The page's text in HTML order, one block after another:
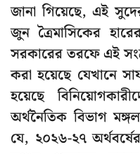
জানা গিয়েছে, এই
জুন ত্রৈমাসিকের
সরকারের তরফে এই
করা হয়েছে যেখানে
হয়েছে
অর্থনৈতিক বিভাগ
যে, ২০২৬-২৭ অর্থবর্ষের